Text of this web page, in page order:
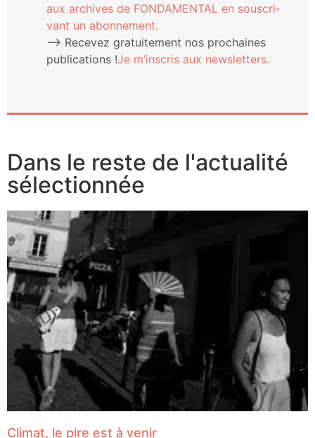
aux archives de FONDAMENTAL en sous­cri­
vant un abonnement.
⟶ Rece­vez gra­tui­te­ment nos pro­chaines
publi­ca­tions !Je m’ins­cris aux newsletters.
Dans le reste de l'actualité
sélectionnée
Climat, le pire est à venir